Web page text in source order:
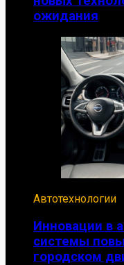
ожидания
Автотехнологии
Инновации в
системы
городском